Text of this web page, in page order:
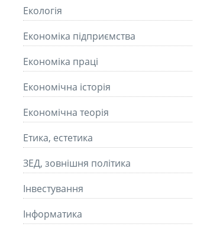
Екологія
Економіка підприємства
Економіка праці
Економічна історія
Економічна теорія
Етика, естетика
ЗЕД, зовнішня політика
Інвестування
Інформатика